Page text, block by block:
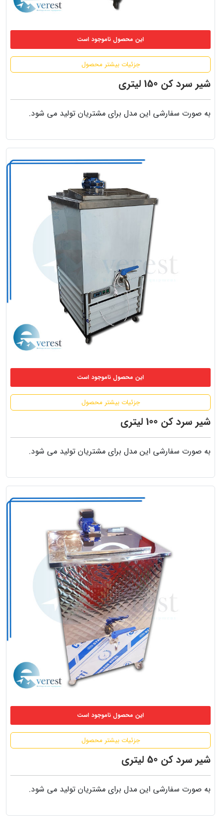
این محصول ناموجود است
جزئیات بیشتر محصول
شیر سرد کن 150 لیتری
به صورت سفارشی این مدل برای مشتریان تولید می شود.
این محصول ناموجود است
جزئیات بیشتر محصول
شیر سرد کن 100 لیتری
به صورت سفارشی این مدل برای مشتریان تولید می شود.
این محصول ناموجود است
جزئیات بیشتر محصول
شیر سرد کن 50 لیتری
به صورت سفارشی این مدل برای مشتریان تولید می شود.